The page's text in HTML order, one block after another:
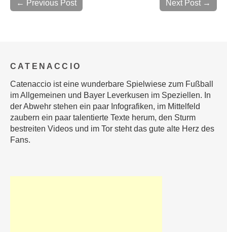
Next Post →
← Previous Post
CATENACCIO
Catenaccio ist eine wunderbare Spielwiese zum Fußball
im Allgemeinen und Bayer Leverkusen im Speziellen. In
der Abwehr stehen ein paar Infografiken, im Mittelfeld
zaubern ein paar talentierte Texte herum, den Sturm
bestreiten Videos und im Tor steht das gute alte Herz des
Fans.